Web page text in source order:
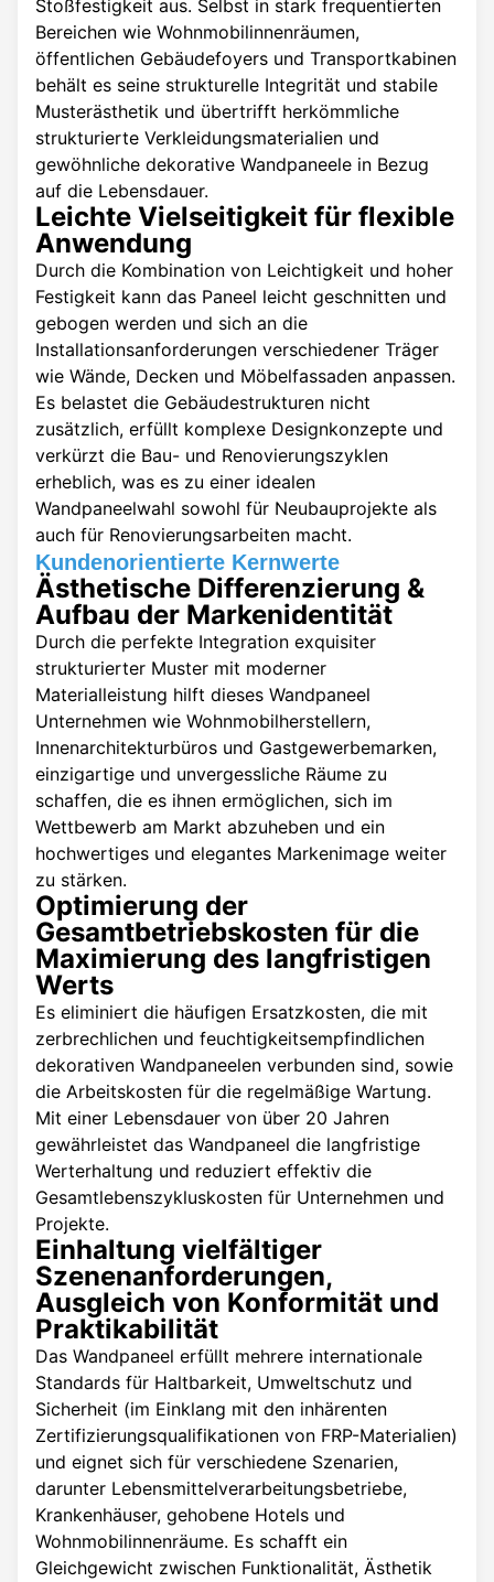
Stoßfestigkeit aus. Selbst in stark frequentierten
Bereichen wie Wohnmobilinnenräumen,
öffentlichen Gebäudefoyers und Transportkabinen
behält es seine strukturelle Integrität und stabile
Musterästhetik und übertrifft herkömmliche
strukturierte Verkleidungsmaterialien und
gewöhnliche dekorative Wandpaneele in Bezug
auf die Lebensdauer.
Leichte Vielseitigkeit für flexible
Anwendung
Durch die Kombination von Leichtigkeit und hoher
Festigkeit kann das Paneel leicht geschnitten und
gebogen werden und sich an die
Installationsanforderungen verschiedener Träger
wie Wände, Decken und Möbelfassaden anpassen.
Es belastet die Gebäudestrukturen nicht
zusätzlich, erfüllt komplexe Designkonzepte und
verkürzt die Bau- und Renovierungszyklen
erheblich, was es zu einer idealen
Wandpaneelwahl sowohl für Neubauprojekte als
auch für Renovierungsarbeiten macht.
Kundenorientierte Kernwerte
Ästhetische Differenzierung &
Aufbau der Markenidentität
Durch die perfekte Integration exquisiter
strukturierter Muster mit moderner
Materialleistung hilft dieses Wandpaneel
Unternehmen wie Wohnmobilherstellern,
Innenarchitekturbüros und Gastgewerbemarken,
einzigartige und unvergessliche Räume zu
schaffen, die es ihnen ermöglichen, sich im
Wettbewerb am Markt abzuheben und ein
hochwertiges und elegantes Markenimage weiter
zu stärken.
Optimierung der
Gesamtbetriebskosten für die
Maximierung des langfristigen
Werts
Es eliminiert die häufigen Ersatzkosten, die mit
zerbrechlichen und feuchtigkeitsempfindlichen
dekorativen Wandpaneelen verbunden sind, sowie
die Arbeitskosten für die regelmäßige Wartung.
Mit einer Lebensdauer von über 20 Jahren
gewährleistet das Wandpaneel die langfristige
Werterhaltung und reduziert effektiv die
Gesamtlebenszykluskosten für Unternehmen und
Projekte.
Einhaltung vielfältiger
Szenenanforderungen,
Ausgleich von Konformität und
Praktikabilität
Das Wandpaneel erfüllt mehrere internationale
Standards für Haltbarkeit, Umweltschutz und
Sicherheit (im Einklang mit den inhärenten
Zertifizierungsqualifikationen von FRP-Materialien)
und eignet sich für verschiedene Szenarien,
darunter Lebensmittelverarbeitungsbetriebe,
Krankenhäuser, gehobene Hotels und
Wohnmobilinnenräume. Es schafft ein
Gleichgewicht zwischen Funktionalität, Ästhetik